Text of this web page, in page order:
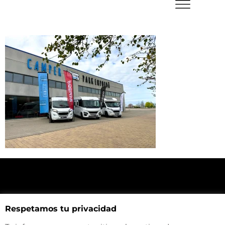
Haz click aquí y mira como llegar a la tienda
Respetamos tu privacidad